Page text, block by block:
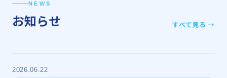
NEWS
お知らせ すべて見る →
2026.06.22